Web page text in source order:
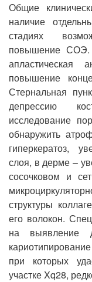
Общие
наличие
стадиях
повышение СОЭ.
апластическая
повышение
Стернальная
депрессию
исследование
обнаружить
гиперкератоз,
слоя, в дерме –
сосочковом и
структуры
его волокон.
на выявление
при которых
участке Xq28,